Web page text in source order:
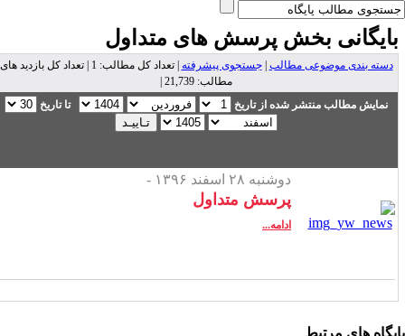
بخش پرسش های متداول
دسته بندی موضوعی مطالب|جستجوی پیشرفته
| تعداد کل مطالب: 1 | تعداد کل بازدید های
مطالب: 21,739 |
نمایش مطالب منتشر شده از تاریخ
تا تاریخ
دوشنبه ۲۸ اسفند ۱۳۹۶ -
پرسش متداول
ادامه...
های مرتبط